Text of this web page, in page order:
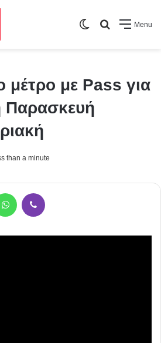
Menu
Search
Switch
μέτρο με Pass για
Παρασκευή
than a minute